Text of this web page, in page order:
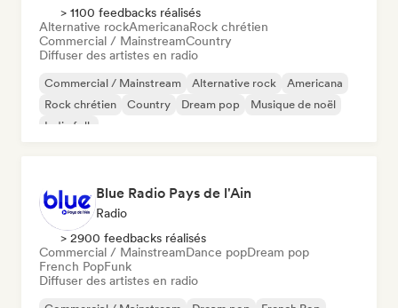
> 1100 feedbacks réalisés
Alternative rockAmericanaRock chrétien
Commercial / MainstreamCountry
Diffuser des artistes en radio
Commercial / Mainstream Alternative rock
Americana
Rock chrétien
Country Dream pop
Musique de noël
Indie folk
Blue Radio Pays de l'Ain
Radio
> 2900 feedbacks réalisés
Commercial / MainstreamDance popDream pop
French PopFunk
Diffuser des artistes en radio